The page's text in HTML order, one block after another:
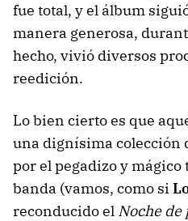
fue total, y el álbum
manera generosa,
hecho, vivió diversos
reedición.
Lo bien cierto es que
una dignísima colección
por el pegadizo y
banda (vamos, como si
reconducido el Noche de